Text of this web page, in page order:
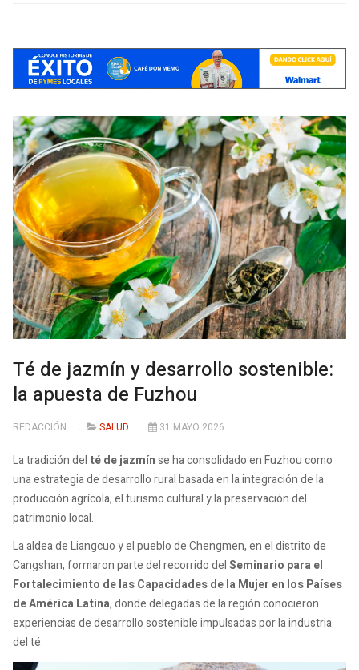
Té de jazmín y desarrollo sostenible:
la apuesta de Fuzhou
REDACCIÓN SALUD 31 MAYO 2026
La tradición del té de jazmínse ha consolidado en Fuzhou como
una estrategia de desarrollo rural basada en la integración de la
producción agrícola, el turismo cultural y la preservación del
patrimonio local.
La aldea de Liangcuo y el pueblo de Chengmen, en el distrito de
Cangshan, formaron parte del recorrido delSeminario para el
Fortalecimiento de las Capacidades de la Mujer en los Países
de América Latina, donde delegadas de la región conocieron
experiencias de desarrollo sostenible impulsadas por la industria
del té.